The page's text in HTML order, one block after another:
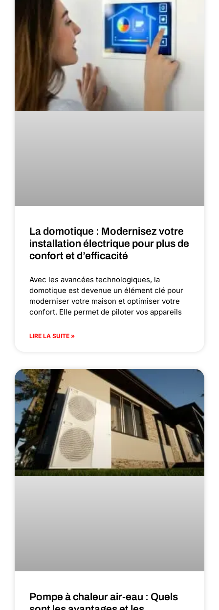
La domotique : Modernisez votre
installation électrique pour plus de
confort et d’efficacité
Avec les avancées technologiques, la
domotique est devenue un élément clé pour
moderniser votre maison et optimiser votre
confort. Elle permet de piloter vos appareils
LIRE LA SUITE »
Pompe à chaleur air-eau : Quels